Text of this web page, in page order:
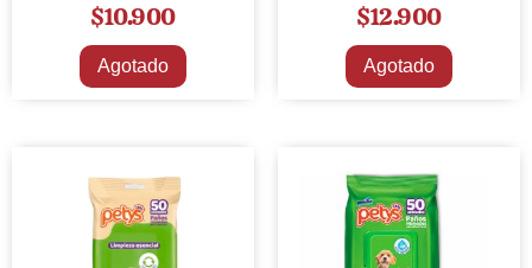
$10.900
Agotado
$12.900
Agotado